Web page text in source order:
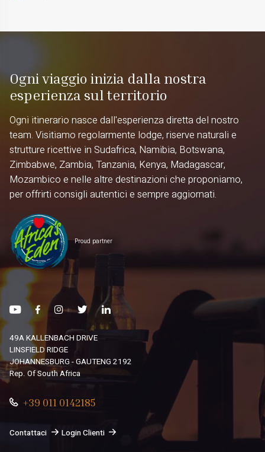
Ogni viaggio inizia dalla nostra
esperienza sul territorio
Ogni itinerario nasce dall'esperienza diretta del nostro
team. Visitiamo regolarmente lodge, riserve naturali e
strutture ricettive in Sudafrica, Namibia, Botswana,
Zimbabwe, Zambia, Tanzania, Kenya, Madagascar,
Mozambico e nelle altre destinazioni che proponiamo,
per offrirti consigli autentici e sempre aggiornati.
Proud partner
49A KALLENBACH DRIVE
LINSFIELD RIDGE
JOHANNESBURG - GAUTENG 2192
Rep. Of South Africa
+39 011 0142185
Contattaci Login Clienti